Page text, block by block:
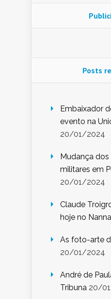
Posts
Embaixador
evento na
20/01/2024
Mudança
militares em
20/01/2024
Claude
hoje no
As foto-arte
20/01/2024
André de
Tribuna 20/